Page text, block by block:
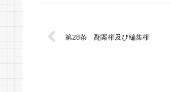
第28条 翻案権及び編集権